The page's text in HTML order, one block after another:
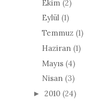
Ekim (2)
Eylül (1)
Temmuz (1)
Haziran (1)
Mayıs (4)
Nisan (3)
► 2010 (24)